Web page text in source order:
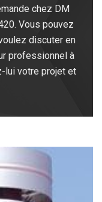
chez DM
Vous pouvez
discuter en
professionnel à
lui votre projet et